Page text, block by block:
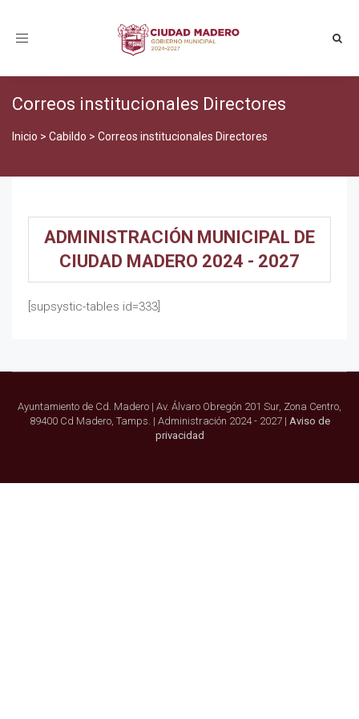
Toggle
Correos institucionales Directores
Inicio > Cabildo > Correos institucionales Directores
ADMINISTRACIÓN MUNICIPAL DE
CIUDAD MADERO 2024 - 2027
[supsystic-tables id=333]
Ayuntamiento de Cd. Madero | Av. Álvaro Obregón 201 Sur, Zona Centro,
89400 Cd Madero, Tamps. | Administración 2024 - 2027 | Aviso de
privacidad